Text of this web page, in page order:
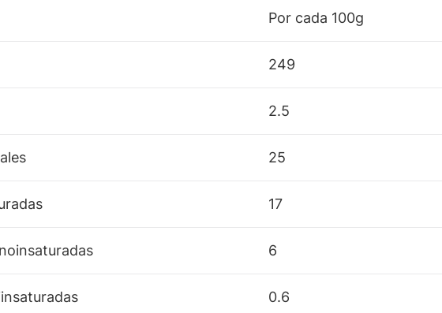
Por cada 100g
249
2.5
25
17
6
0.6